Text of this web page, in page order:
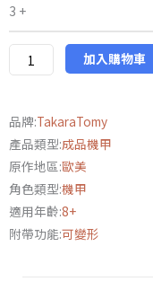
3 +
金
剛
BWVS-
03
速
的
對
決
數
量
加入購物車
品牌:TakaraTomy
產品類型:成品機甲
原作地區:歐美
角色類型:機甲
適用年齡:8+
附帶功能:可變形